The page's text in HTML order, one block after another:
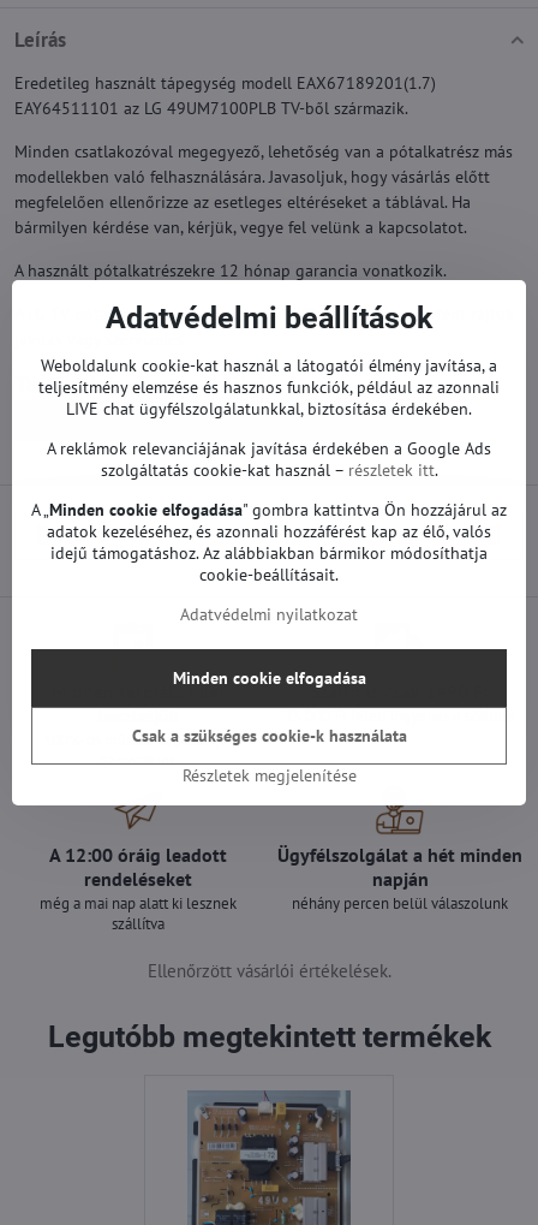
Leírás
Eredetileg használt tápegység modell EAX67189201(1.7)
EAY64511101 az LG 49UM7100PLB TV-ből származik.
Minden csatlakozóval megegyező, lehetőség van a pótalkatrész más
modellekben való felhasználására. Javasoljuk, hogy vásárlás előtt
megfelelően ellenőrizze az esetleges eltéréseket a táblával. Ha
bármilyen kérdése van, kérjük, vegye fel velünk a kapcsolatot.
A használt pótalkatrészekre 12 hónap garancia vonatkozik.
A LG TV pótalkatrészek gyárilag működőképesek. Nem történt rajtuk
Továbbiak a kategóriából
Pótalkatrészek | LG TV Tápegységek | LG TV
Előző termék Következő termék
Minden termékünket
teszteljük
100%-os működőképességet
garantálunk
Szállítás csak 1490 Ft
A 12:00 óráig leadott
rendeléseket
még a mai nap alatt ki lesznek
szállítva
Ügyfélszolgálat a hét minden
napján
néhány percen belül válaszolunk
Ellenőrzött vásárlói értékelések.
Legutóbb megtekintett termékek
Adatvédelmi beállítások
Weboldalunk cookie-kat használ a látogatói élmény javítása, a
teljesítmény elemzése és hasznos funkciók, például az azonnali
LIVE chat ügyfélszolgálatunkkal, biztosítása érdekében.
A reklámok relevanciájának javítása érdekében a Google Ads
szolgáltatás cookie-kat használ – részletek itt.
A „ Minden cookie elfogadása" gombra kattintva Ön hozzájárul az
adatok kezeléséhez, és azonnali hozzáférést kap az élő, valós
idejű támogatáshoz. Az alábbiakban bármikor módosíthatja
cookie-beállításait.
Adatvédelmi nyilatkozat
Részletek megjelenítése
Minden cookie elfogadása
Csak a szükséges cookie-k használata